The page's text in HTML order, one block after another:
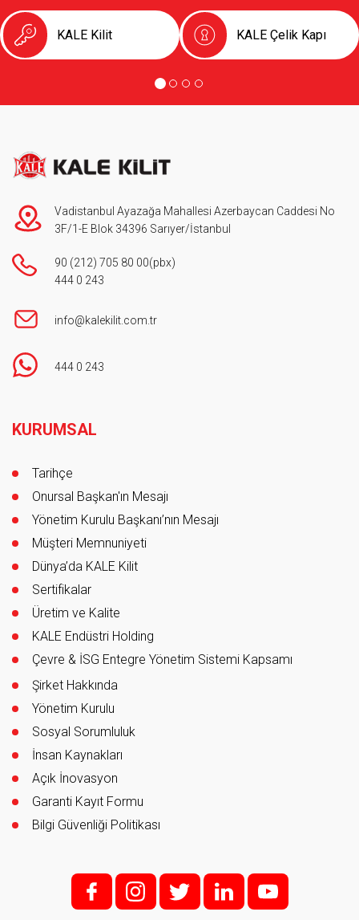
KALE Kilit KALE Çelik Kapı
Vadistanbul Ayazağa Mahallesi Azerbaycan Caddesi No
3F/1-E Blok 34396 Sarıyer/İstanbul
90 (212) 705 80 00(pbx)
444 0 243
info@kalekilit.com.tr
444 0 243
KURUMSAL
Tarihçe
Onursal Başkan'ın Mesajı
Yönetim Kurulu Başkanı’nın Mesajı
Müşteri Memnuniyeti
Dünya’da KALE Kilit
Sertifikalar
Üretim ve Kalite
KALE Endüstri Holding
Çevre & İSG Entegre Yönetim Sistemi Kapsamı
Şirket Hakkında
Yönetim Kurulu
Sosyal Sorumluluk
İnsan Kaynakları
Açık İnovasyon
Garanti Kayıt Formu
Bilgi Güvenliği Politikası
f; i; t l y